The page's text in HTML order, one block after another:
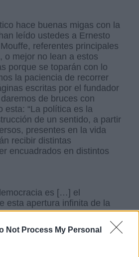
Not Process My Personal
hace buenas migas con la
leído ustedes a Ernesto
referentes principales
o mejor no lean a estos
porque se toparán con lo
la paciencia de recorrer
escritas por el fundador
de bruces con
esta: “La política es la
de un sentido, a partir
presentes en la vida
recibir distintas
encuadrados en distintos
es […] el
esta apertura infinita de la
de cualquier
poder es un lugar vacío en
(sic por Claude Lefort)”.